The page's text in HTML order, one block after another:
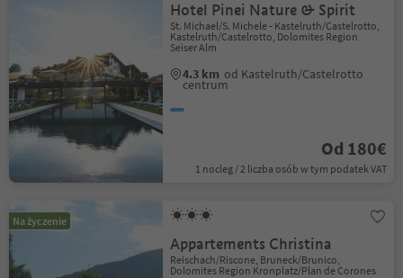
Hotel Pinei Nature & Spirit
St. Michael/S. Michele - Kastelruth/Castelrotto,
Kastelruth/Castelrotto, Dolomites Region
Seiser Alm
4.3 km od Kastelruth/Castelrotto
centrum
Od 180€
1 nocleg / 2 liczba osób w tym podatek VAT
Na życzenie
Appartements Christina
Reischach/Riscone, Bruneck/Brunico,
Dolomites Region Kronplatz/Plan de Corones